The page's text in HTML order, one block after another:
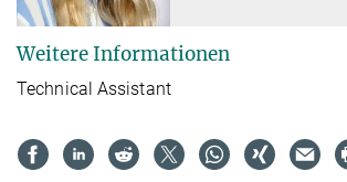
Weitere Informationen
Technical Assistant